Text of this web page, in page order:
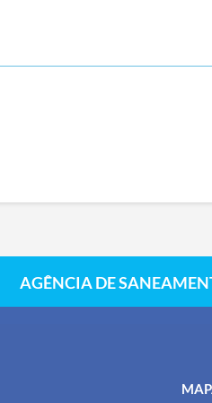
AGÊNCIA DE